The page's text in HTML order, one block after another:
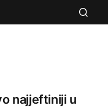
najjeftiniji u